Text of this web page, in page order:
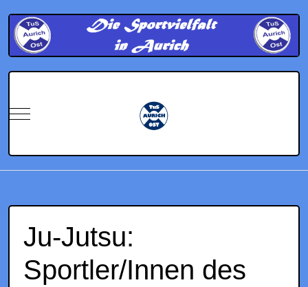
Mobile Menu Toggle
Ju-Jutsu:
Sportler/Innen des